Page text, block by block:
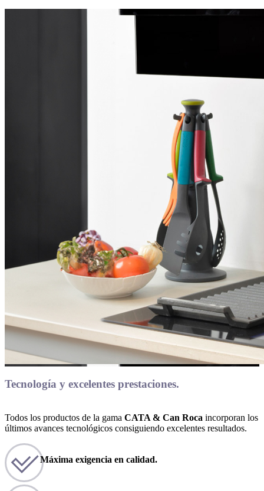
Tecnología y excelentes prestaciones.
Todos los productos de la gama CATA & Can Roca incorporan los
últimos avances tecnológicos consiguiendo excelentes resultados.
Máxima exigencia en calidad.